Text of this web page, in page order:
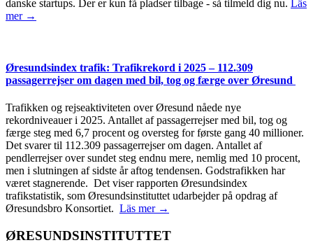
danske startups. Der er kun få pladser tilbage - så tilmeld dig nu.
Läs
mer →
Øresundsindex trafik: Trafikrekord i 2025 – 112.309
passagerrejser om dagen med bil, tog og færge over Øresund
Trafikken og rejseaktiviteten over Øresund nåede nye
rekordniveauer i 2025. Antallet af passagerrejser med bil, tog og
færge steg med 6,7 procent og oversteg for første gang 40 millioner.
Det svarer til 112.309 passagerrejser om dagen. Antallet af
pendlerrejser over sundet steg endnu mere, nemlig med 10 procent,
men i slutningen af sidste år aftog tendensen. Godstrafikken har
været stagnerende. Det viser rapporten Øresundsindex
trafikstatistik, som Øresundsinstituttet udarbejder på opdrag af
Øresundsbro Konsortiet. Läs mer →
ØRESUNDSINSTITUTTET